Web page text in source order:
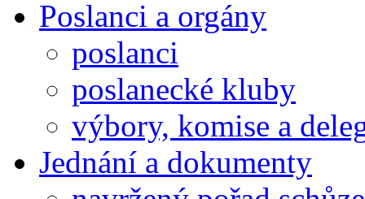
Poslanci a orgány
poslanci
poslanecké kluby
výbory, komise a
Jednání a dokumenty